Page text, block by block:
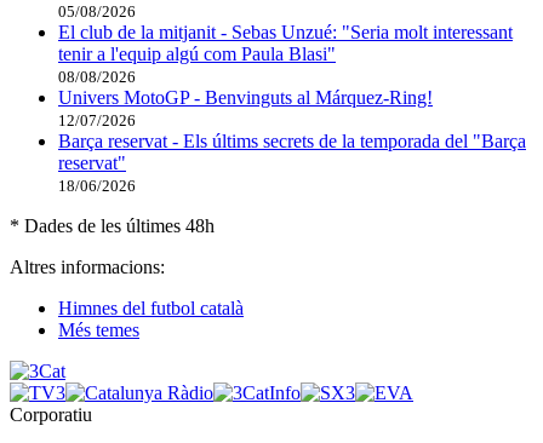
05/08/2026
El club de la mitjanit - Sebas Unzué: "Seria molt interessant
tenir a l'equip algú com Paula Blasi"
08/08/2026
Univers MotoGP - Benvinguts al Márquez-Ring!
12/07/2026
Barça reservat - Els últims secrets de la temporada del "Barça
reservat"
18/06/2026
* Dades de les últimes 48h
Altres informacions:
Himnes del futbol català
Més temes
Corporatiu